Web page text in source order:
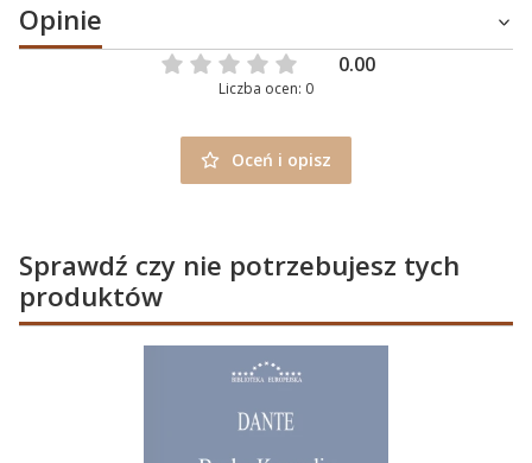
Opinie
0.00
Liczba ocen: 0
Oceń i opisz
Sprawdź czy nie potrzebujesz tych
produktów